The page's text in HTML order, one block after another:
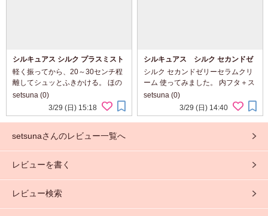
シルキュアス シルク プラスミスト
セラム
軽く振ってから、20～30センチ程
離してシュッとふきかける。 ほの
かにさわやかな香りがただよう。
きめ細かなミストがふわっとつ
く。 肌あたりやわらかく、すっと
っとり...
setsuna (0)
3/29 (日) 15:18
シルキュアス シルク セカンドゼ
リーセラムクリーム
シルク セカンドゼリーセラムクリ
ーム 使ってみました。 内フタ＋ス
パチュラ付き。 青の保湿ジェルセ
ラム、白の濃厚クリーム2種類入っ
てます。 勾玉のような形で区切
setsuna (0)
3/29 (日) 14:40
setsunaさんのレビュー一覧へ
レビューを書く
レビュー検索